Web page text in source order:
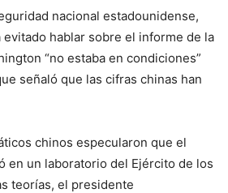
nacional estadounidense,
evitado hablar sobre el informe de la
“no estaba en condiciones”
señaló que las cifras chinas han
chinos especularon que el
en un laboratorio del Ejército de los
teorías, el presidente